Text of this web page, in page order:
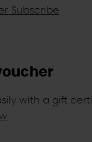
Subscribe
with a gift